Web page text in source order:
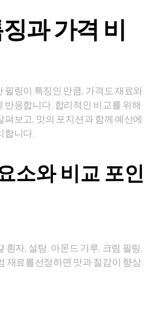
과 가격 비
필링이 특징인 만큼, 가격도 재료와
반응합니다. 합리적인 비교를 위해
펴보고, 맛의 포지션과 함께 예산에
합니다.
소와 비교 포인
흰자, 설탕, 아몬드 가루, 크림 필링,
재료를선정하면 맛과 질감이 향상